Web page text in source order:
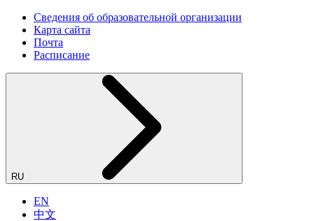
Сведения об образовательной организации
Карта сайта
Почта
Расписание
RU
EN
中文